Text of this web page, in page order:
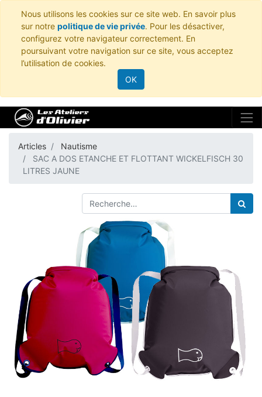
Nous utilisons les cookies sur ce site web. En savoir plus
sur notre politique de vie privée. Pour les désactiver,
configurez votre navigateur correctement. En
poursuivant votre navigation sur ce site, vous acceptez
l’utilisation de cookies.
OK
Articles
Nautisme
SAC A DOS ETANCHE ET FLOTTANT WICKELFISCH 30
LITRES JAUNE